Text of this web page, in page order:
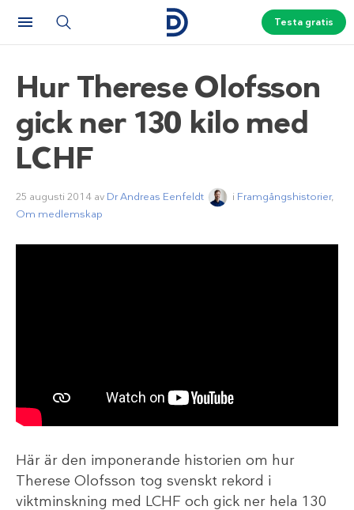
Testa gratis
Hur Therese Olofsson
gick ner 130 kilo med
LCHF
25 augusti 2014 av Dr Andreas Eenfeldt i Framgångshistorier,
Om medlemskap
Här är den imponerande historien om hur
Therese Olofsson tog svenskt rekord i
viktminskning med LCHF och gick ner hela 130